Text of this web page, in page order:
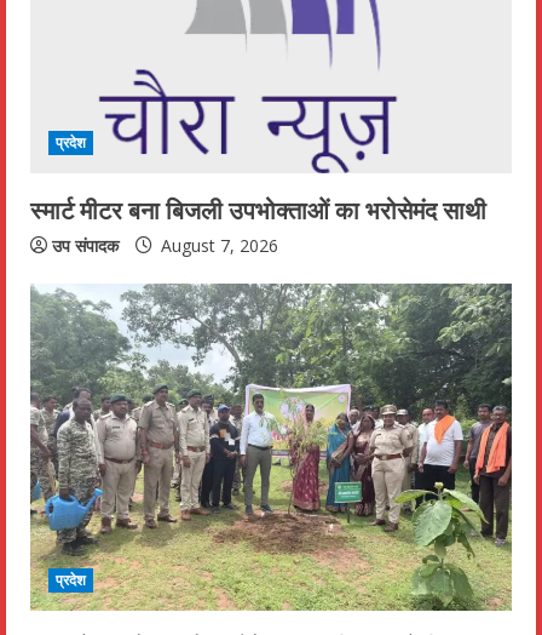
प्रदेश
स्मार्ट मीटर बना बिजली उपभोक्ताओं का भरोसेमंद साथी
उप संपादक August 7, 2026
प्रदेश